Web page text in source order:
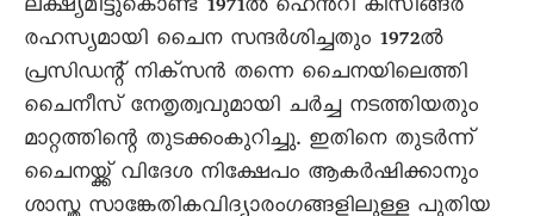
ലക്ഷ്യമിട്ടുകൊണ്ട് 1971ൽ ഹെൻറി കിസിങ്ങർ
രഹസ്യമായി ചെെന സന്ദർശിച്ചതും 1972ൽ
പ്രസിഡന്റ് നിക്സൻ തന്നെ ചെെനയിലെത്തി
ചെെനീസ് നേതൃത്വവുമായി ചർച്ച നടത്തിയതും
മാറ്റത്തിന്റെ തുടക്കംകുറിച്ചു. ഇതിനെ തുടർന്ന്
ചെെനയ്ക്ക് വിദേശ നിക്ഷേപം ആകർഷിക്കാനും
ശാസ്ത്ര സാങ്കേതികവിദ്യാരംഗങ്ങളിലുള്ള പുതിയ